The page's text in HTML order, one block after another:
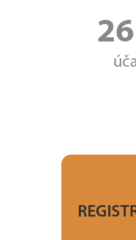
Věk ani